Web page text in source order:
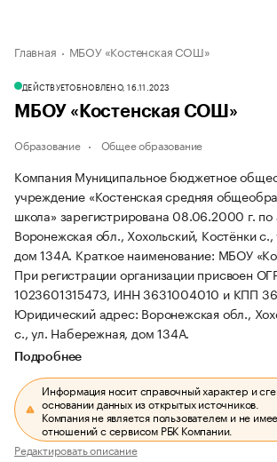
Главная МБОУ «Костенская СОШ»
ДЕЙСТВУЕТОБНОВЛЕНО, 16.11.2023
МБОУ «Костенская СОШ»
Образование Общее образование
Компания Муниципальное бюджетное
учреждение «Костенская средняя
школа» зарегистрирована 08.06.2000 г. по
Воронежская обл., Хохольский, Костёнки
дом 134А. Краткое наименование: МБОУ
При регистрации организации присвоен
1023601315473, ИНН 3631004010 и КПП
Юридический адрес: Воронежская обл.,
с., ул. Набережная, дом 134А.
Подробнее
Информация носит справочный характер и
основании данных из открытых источников.
Компания не является пользователем и не
отношений с сервисом РБК Компании.
Редактировать описание